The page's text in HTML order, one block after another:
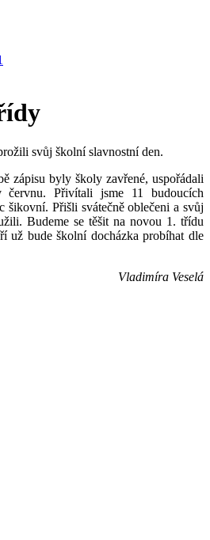
svůj školní slavnostní den.
zápisu byly školy zavřené, uspořádali
Přivítali jsme 11 budoucích
šikovní. Přišli svátečně oblečeni a svůj
Budeme se těšit na novou 1. třídu
už bude školní docházka probíhat dle
Vladimíra Veselá